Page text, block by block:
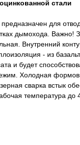
стали
для
дымохода. Важно!
Внутренний
- из
и будет
Холодная
сварка встык
температура до